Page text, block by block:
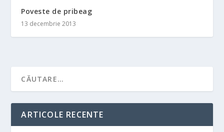
Poveste de pribeag
13 decembrie 2013
ARTICOLE RECENTE